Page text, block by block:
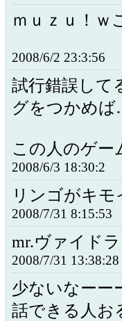
ｍｕｚｕ！ｗ
2008/6/2 23:3:56
試行錯誤して
グをつかめば
この人のゲー
2008/6/3 18:30:2
リンゴがキモ
2008/7/31 8:15:53
mr.ヴァイドラ
2008/7/31 13:38:28
少ないなーー
話できる人お